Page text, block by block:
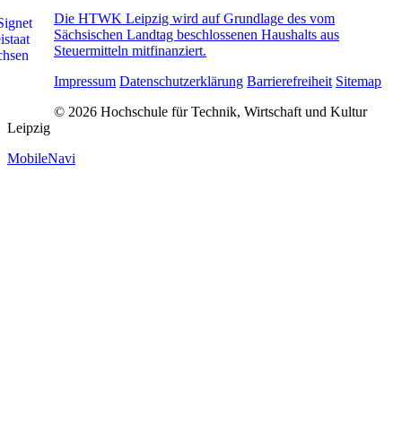
Die HTWK Leipzig wird auf Grundlage des vom
Sächsischen Landtag beschlossenen Haushalts aus
Steuermitteln mitfinanziert.
Impressum Datenschutzerklärung Barrierefreiheit Sitemap
© 2026 Hochschule für Technik, Wirtschaft und Kultur
Leipzig
MobileNavi